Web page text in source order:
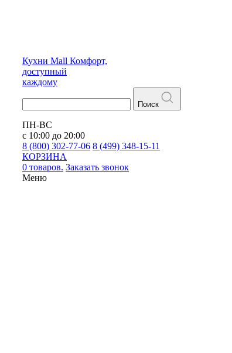
Кухни Mall Комфорт,
доступный
каждому
Поиск
ПН-ВС
с 10:00 до 20:00
8 (800) 302-77-06 8 (499) 348-15-11
КОРЗИНА
0 товаров. Заказать звонок
Меню